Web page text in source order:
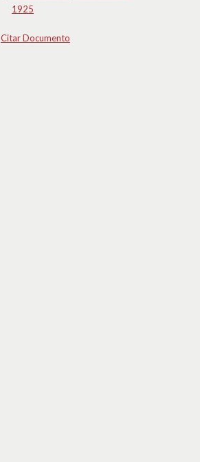
1925
Citar Documento